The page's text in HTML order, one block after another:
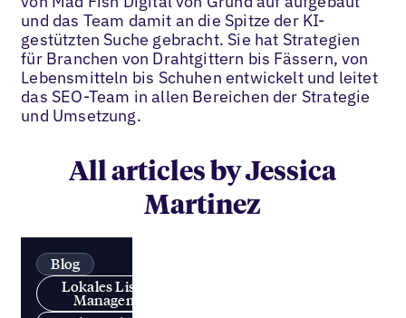
und das Team damit an die Spitze der KI-
gestützten Suche gebracht. Sie hat Strategien
für Branchen von Drahtgittern bis Fässern, von
Lebensmitteln bis Schuhen entwickelt und leitet
das SEO-Team in allen Bereichen der Strategie
und Umsetzung.
All articles by Jessica
Martinez
Blog
Lokales Listings-
Management